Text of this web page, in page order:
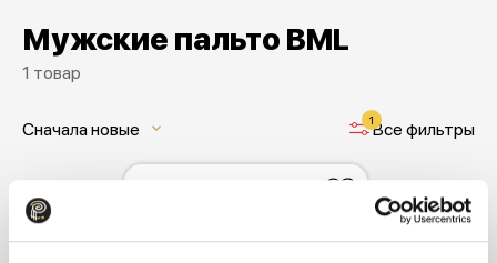
Мужские пальто BML
1 товар
Сначала новые keyboard_arrow_down 1Все фильтры